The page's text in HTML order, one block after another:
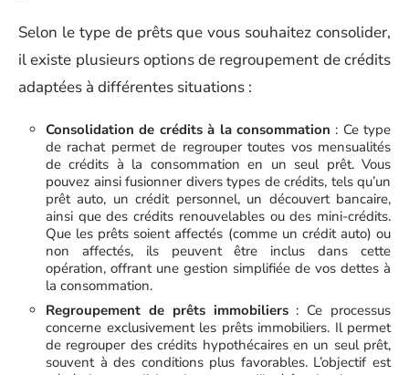
Selon le type de prêts que vous souhaitez consolider,
il existe plusieurs options de regroupement de crédits
adaptées à différentes situations :
Consolidation de crédits à la consommation : Ce type
de rachat permet de regrouper toutes vos mensualités
de crédits à la consommation en un seul prêt. Vous
pouvez ainsi fusionner divers types de crédits, tels qu’un
prêt auto, un crédit personnel, un découvert bancaire,
ainsi que des crédits renouvelables ou des mini-crédits.
Que les prêts soient affectés (comme un crédit auto) ou
non affectés, ils peuvent être inclus dans cette
opération, offrant une gestion simplifiée de vos dettes à
la consommation.
Regroupement de prêts immobiliers: Ce processus
concerne exclusivement les prêts immobiliers. Il permet
de regrouper des crédits hypothécaires en un seul prêt,
souvent à des conditions plus favorables. L’objectif est